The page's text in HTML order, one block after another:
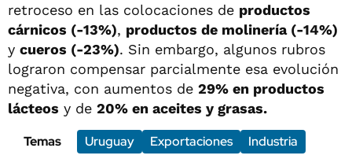
retroceso en las colocaciones de productos
cárnicos (-13%), productos de molinería (-14%)
y cueros (-23%). Sin embargo, algunos rubros
lograron compensar parcialmente esa evolución
negativa, con aumentos de 29% en productos
lácteos y de 20% en aceites y grasas.
Temas
Uruguay Exportaciones Industria